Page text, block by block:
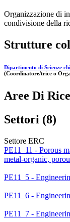
Organizzazione di
condivisione della
Strutture
Dipartimento di Scienze
(Coordinatore/trice o
Aree Di
Settori (8)
Settore ERC
PE11_11 - Porous
metal-organic,
PE11_5 -
PE11_6 -
PE11_7 -